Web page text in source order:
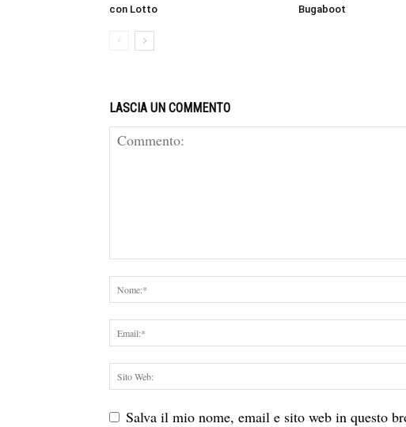
con Lotto
Bugaboot
LASCIA UN COMMENTO
Salva il mio nome, email e sito web in questo